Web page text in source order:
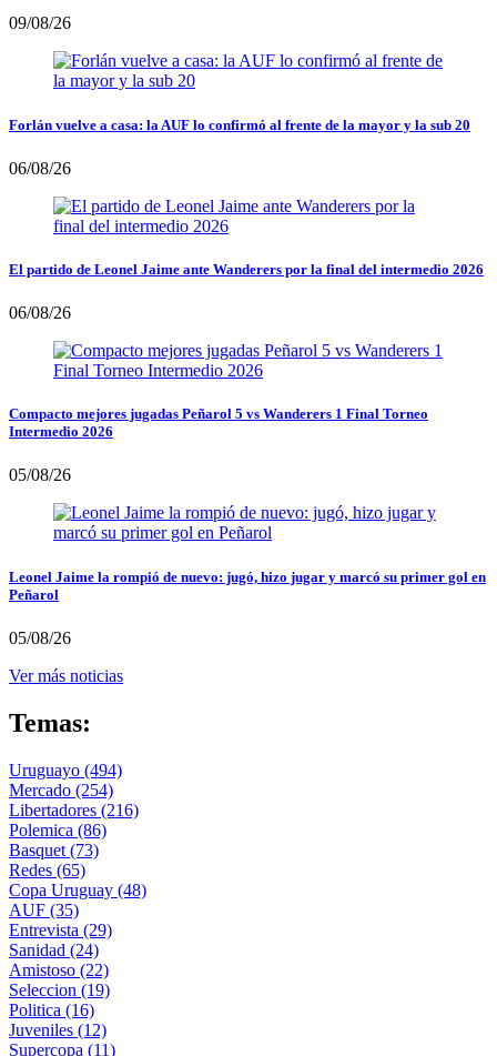
09/08/26
Forlán vuelve a casa: la AUF lo confirmó al frente de la mayor y la sub 20
06/08/26
El partido de Leonel Jaime ante Wanderers por la final del intermedio 2026
06/08/26
Compacto mejores jugadas Peñarol 5 vs Wanderers 1 Final Torneo
Intermedio 2026
05/08/26
Leonel Jaime la rompió de nuevo: jugó, hizo jugar y marcó su primer gol en
Peñarol
05/08/26
Ver más noticias
Temas:
Uruguayo (494)
Mercado (254)
Libertadores (216)
Polemica (86)
Basquet (73)
Redes (65)
Copa Uruguay (48)
AUF (35)
Entrevista (29)
Sanidad (24)
Amistoso (22)
Seleccion (19)
Politica (16)
Juveniles (12)
Supercopa (11)